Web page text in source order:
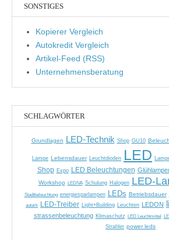
SONSTIGES
Kopierer Vergleich
Autokredit Vergleich
Artikel-Feed (RSS)
Unternehmensberatung
SCHLAGWÖRTER
Grundlagen LED-Technik Shop GU10
Lampe Lebensdauer Leuchtdioden LED
Shop Expo LED Beleuchtungen
Workshop LEDIVA Schulung Halogen LED-
Stadtbeleuchtung energiesparlampen LEDs Betriebsdauer
autark LED-Treiber Light+Building Leuchten LEDON
strassenbeleuchtung Klimaschutz LED Leuchtmittel
Strahler power leds